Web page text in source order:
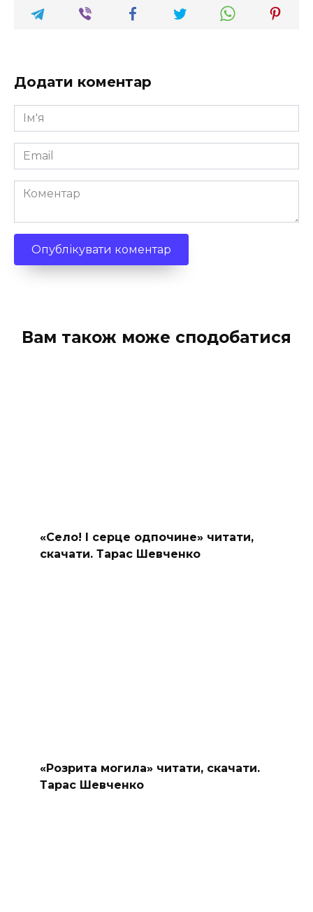
Додати коментар
Ім'я
*
Email
*
Коментар
Вам також може сподобатися
«Село! І серце одпочине» читати,
скачати. Тарас Шевченко
«Розрита могила» читати, скачати.
Тарас Шевченко